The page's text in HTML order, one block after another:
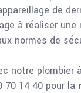
de
à réaliser
normes de
notre plombier
70 14 40 pour la